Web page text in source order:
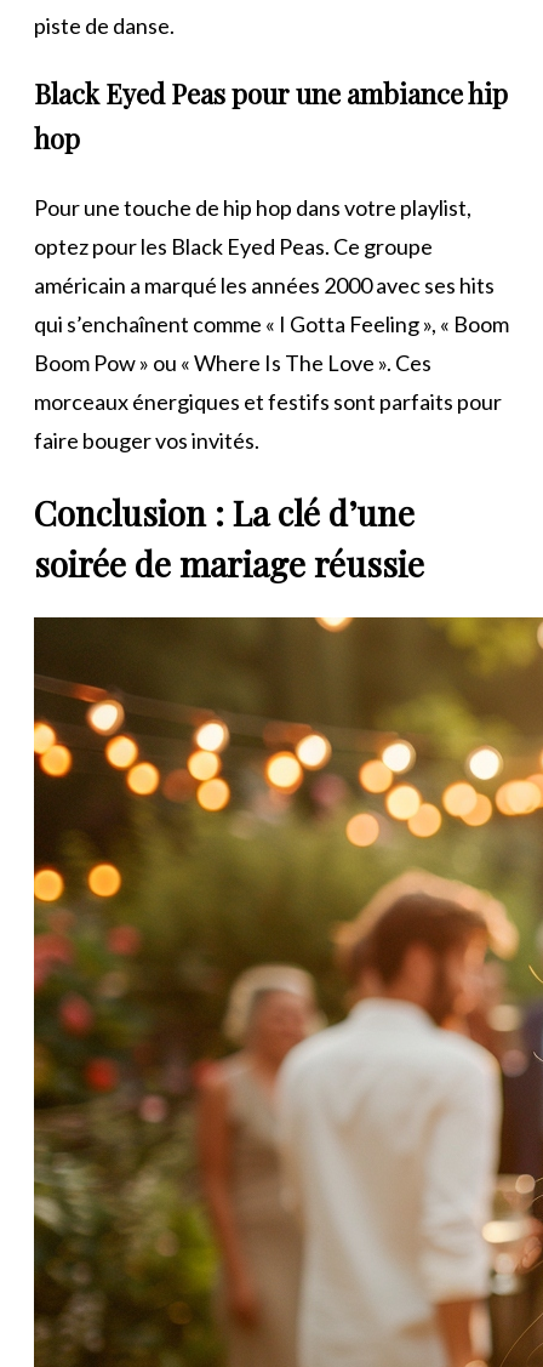
piste de danse.
Black Eyed Peas pour une ambiance hip
hop
Pour une touche de hip hop dans votre playlist,
optez pour les Black Eyed Peas. Ce groupe
américain a marqué les années 2000 avec ses hits
qui s’enchaînent comme « I Gotta Feeling », « Boom
Boom Pow » ou « Where Is The Love ». Ces
morceaux énergiques et festifs sont parfaits pour
faire bouger vos invités.
Conclusion : La clé d’une
soirée de mariage réussie